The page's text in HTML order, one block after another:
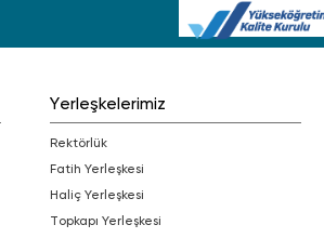
Yerleşkelerimiz
Rektörlük
Fatih Yerleşkesi
Haliç Yerleşkesi
Topkapı Yerleşkesi